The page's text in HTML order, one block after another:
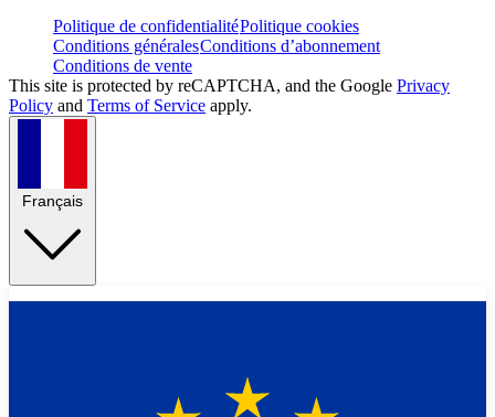
Politique de confidentialitéPolitique cookies
Conditions généralesConditions d’abonnement
Conditions de vente
This site is protected by reCAPTCHA, and the Google Privacy
Policy and Terms of Service apply.
Français